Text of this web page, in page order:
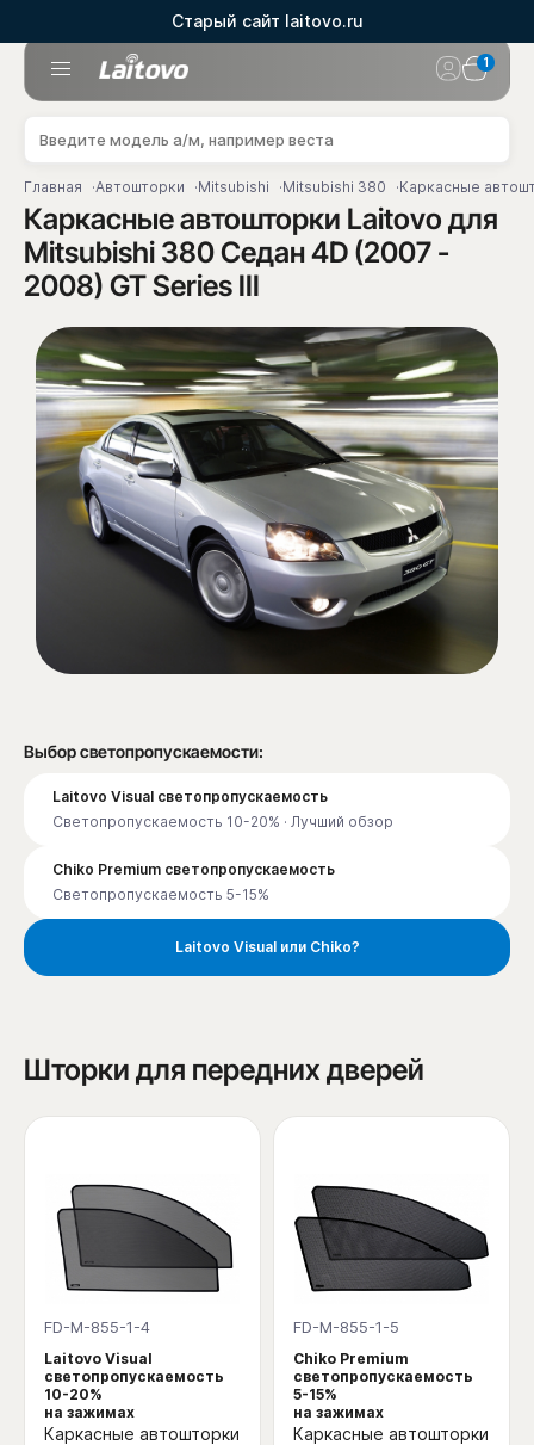
Старый сайт laitovo.ru
1
Главная Автошторки Mitsubishi Mitsubishi 380 Каркасные
Каркасные автошторки Laitovo для
Mitsubishi 380 Седан 4D (2007 -
2008) GT Series III
Выбор светопропускаемости:
Laitovo Visual светопропускаемость
Светопропускаемость 10-20% · Лучший обзор
Chiko Premium светопропускаемость
Светопропускаемость 5-15%
Laitovo Visual или Chiko?
Шторки для передних дверей
FD-M-855-1-4
Laitovo Visual
светопропускаемость
10-20%
на зажимах
Каркасные автошторки
FD-M-855-1-5
Chiko Premium
светопропускаемость
5-15%
на зажимах
Каркасные автошторки